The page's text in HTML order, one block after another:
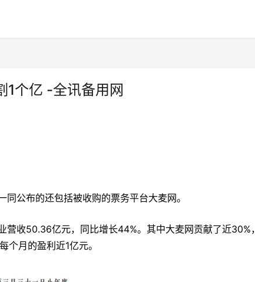
1个亿 -全讯备用网
公布的还包括被收购的票务平台大麦网。
收50.36亿元，同比增长44%。其中大麦网贡献了近30%，
个月的盈利近1亿元。